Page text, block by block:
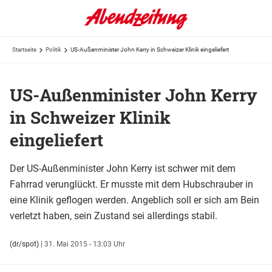
Startseite Politik US-Außenminister John Kerry in Schweizer Klinik eingeliefert
US-Außenminister John Kerry
in Schweizer Klinik
eingeliefert
Der US-Außenminister John Kerry ist schwer mit dem
Fahrrad verunglückt. Er musste mit dem Hubschrauber in
eine Klinik geflogen werden. Angeblich soll er sich am Bein
verletzt haben, sein Zustand sei allerdings stabil.
(dr/spot) | 31. Mai 2015 - 13:03 Uhr